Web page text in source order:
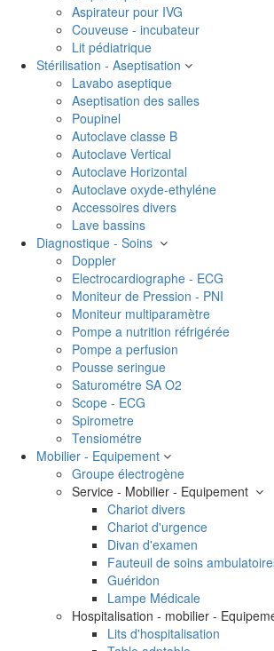
Aspirateur pour IVG
Couveuse - incubateur
Lit pédiatrique
Stérilisation - Aseptisation
Lavabo aseptique
Aseptisation des salles
Poupinel
Autoclave classe B
Autoclave Vertical
Autoclave Horizontal
Autoclave oxyde-ethyléne
Accessoires divers
Lave bassins
Diagnostique - Soins
Doppler
Electrocardiographe - ECG
Moniteur de Pression - PNI
Moniteur multiparamètre
Pompe a nutrition réfrigérée
Pompe a perfusion
Pousse seringue
Saturométre SA O2
Scope - ECG
Spirometre
Tensiométre
Mobilier - Equipement
Groupe électrogène
Service - Mobilier - Equipement
Chariot divers
Chariot d'urgence
Divan d'examen
Fauteuil de soins
Guéridon
Lampe Médicale
Hospitalisation - mobilier -
Lits d'hospitalisation